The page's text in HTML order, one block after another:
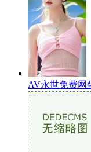
AV永世免费网